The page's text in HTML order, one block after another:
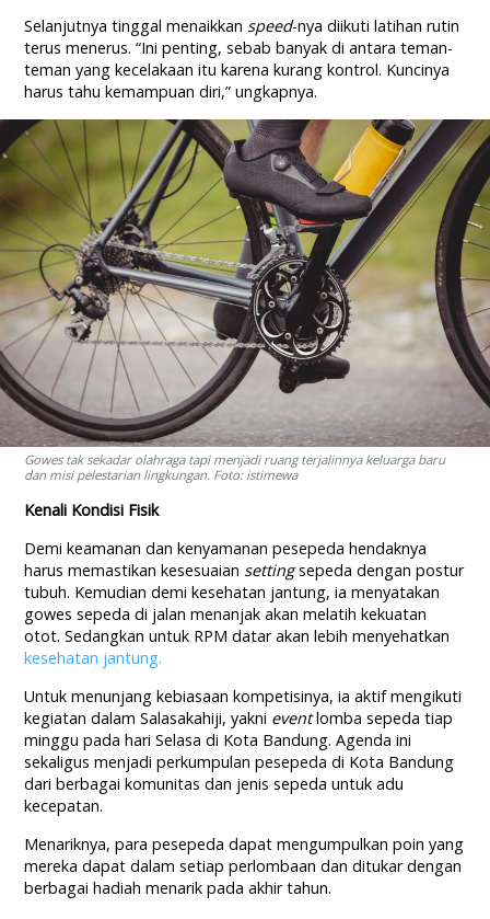
Selanjutnya tinggal menaikkan speed-nya diikuti latihan rutin
terus menerus. “Ini penting, sebab banyak di antara teman-
teman yang kecelakaan itu karena kurang kontrol. Kuncinya
harus tahu kemampuan diri,” ungkapnya.
Gowes tak sekadar olahraga tapi menjadi ruang terjalinnya keluarga baru
dan misi pelestarian lingkungan. Foto: istimewa
Kenali Kondisi Fisik
Demi keamanan dan kenyamanan pesepeda hendaknya
harus memastikan kesesuaian settingsepeda dengan postur
tubuh. Kemudian demi kesehatan jantung, ia menyatakan
gowes sepeda di jalan menanjak akan melatih kekuatan
otot. Sedangkan untuk RPM datar akan lebih menyehatkan
kesehatan jantung.
Untuk menunjang kebiasaan kompetisinya, ia aktif mengikuti
kegiatan dalam Salasakahiji, yakni eventlomba sepeda tiap
minggu pada hari Selasa di Kota Bandung. Agenda ini
sekaligus menjadi perkumpulan pesepeda di Kota Bandung
dari berbagai komunitas dan jenis sepeda untuk adu
kecepatan.
Menariknya, para pesepeda dapat mengumpulkan poin yang
mereka dapat dalam setiap perlombaan dan ditukar dengan
berbagai hadiah menarik pada akhir tahun.